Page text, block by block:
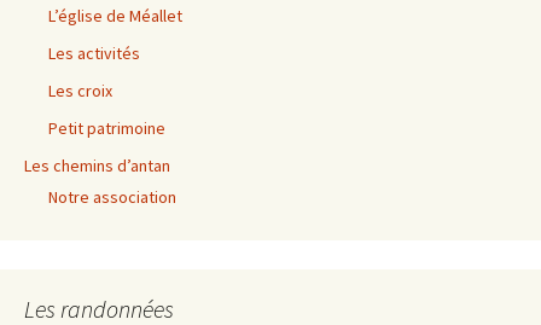
L’église de Méallet
Les activités
Les croix
Petit patrimoine
Les chemins d’antan
Notre association
Les randonnées